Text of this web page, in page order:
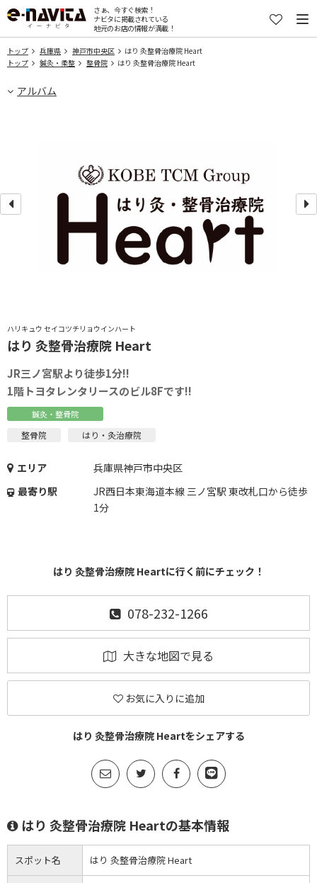
さぁ、今すぐ検索！
ナビタに掲載されている
地元のお店の情報が満載！
トップ 兵庫県 神戸市中央区
はり 灸整骨治療院 Heart
トップ
鍼灸・柔整 整骨院 はり 灸整骨治療院 Heart
アルバム
ハリキュウ セイコツチリョウインハート
はり 灸整骨治療院 Heart
JR三ノ宮駅より徒歩1分!!
1階トヨタレンタリースのビル8Fです!!
鍼灸・整骨院
整骨院 はり・灸治療院
エリア
兵庫県神戸市中央区
最寄り駅
JR西日本東海道本線 三ノ宮駅 東改札口から徒歩
1分
はり 灸整骨治療院 Heartに行く前にチェック！
078-232-1266
大きな地図で見る
お気に入りに追加
はり 灸整骨治療院 Heartをシェアする
はり 灸整骨治療院 Heartの基本情報
スポット名 はり 灸整骨治療院 Heart